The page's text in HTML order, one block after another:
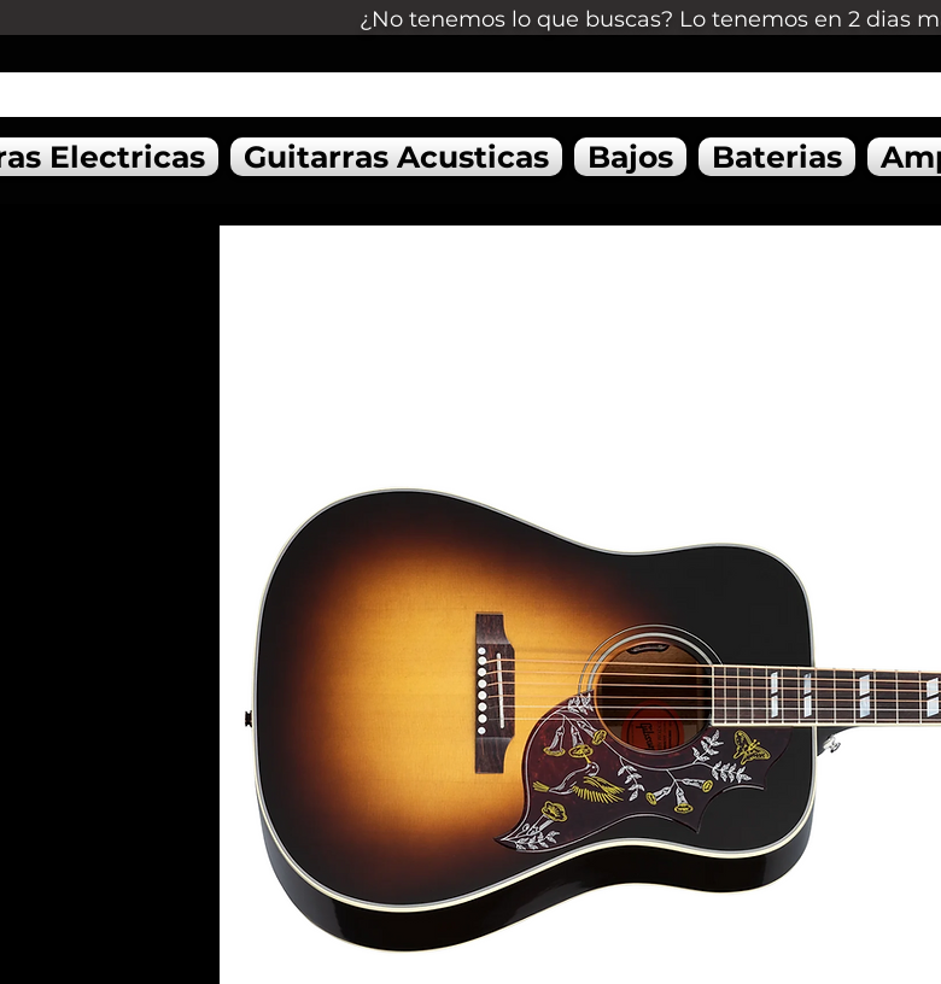
¿No tenemos lo que buscas? Lo tenemos en 2 dias
Electricas Guitarras Acusticas Bajos Baterias